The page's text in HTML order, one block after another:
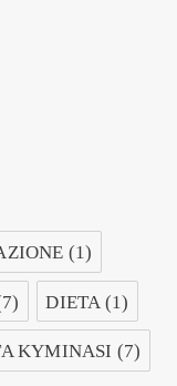
(1)
DIETA (1)
KYMINASI (7)